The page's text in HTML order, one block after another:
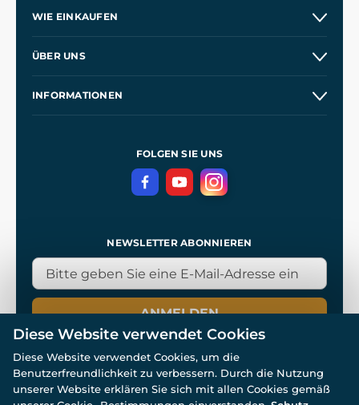
WIE EINKAUFEN
Kontakt
ÜBER UNS
INFORMATIONEN
DatenschutzerklärungFOLGEN SIE UNS
NEWSLETTER ABONNIEREN
ANMELDEN
Diese Website verwendet Cookies
Diese Website verwendet Cookies, um die
Benutzerfreundlichkeit zu verbessern. Durch die Nutzung
unserer Website erklären Sie sich mit allen Cookies gemäß